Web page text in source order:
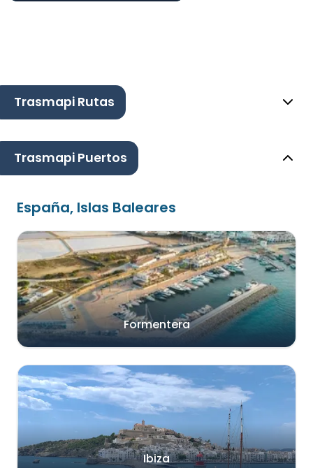
Trasmapi Rutas
Trasmapi Puertos
España, Islas Baleares
Formentera
Ibiza